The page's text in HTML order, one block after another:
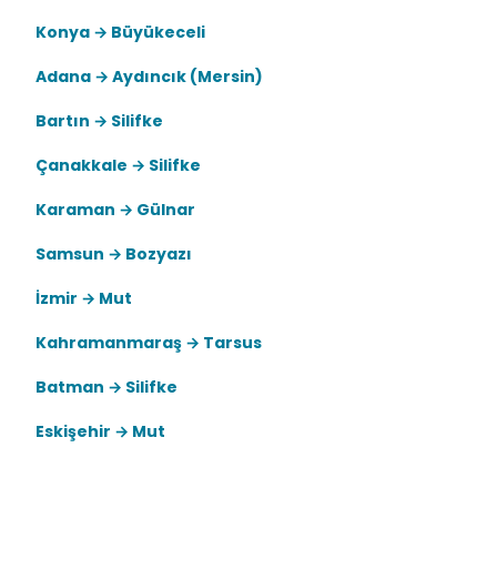
Konya → Büyükeceli
Adana → Aydıncık (Mersin)
Bartın → Silifke
Çanakkale → Silifke
Karaman → Gülnar
Samsun → Bozyazı
İzmir → Mut
Kahramanmaraş → Tarsus
Batman → Silifke
Eskişehir → Mut